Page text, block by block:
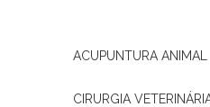
ACUPUNTURA ANIMAL
CIRURGIA